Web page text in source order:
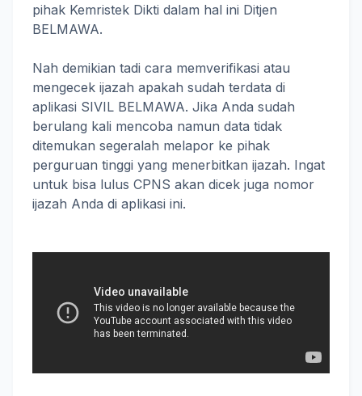
pihak Kemristek Dikti dalam hal ini Ditjen
BELMAWA.
Nah demikian tadi cara memverifikasi atau
mengecek ijazah apakah sudah terdata di
aplikasi SIVIL BELMAWA. Jika Anda sudah
berulang kali mencoba namun data tidak
ditemukan segeralah melapor ke pihak
perguruan tinggi yang menerbitkan ijazah. Ingat
untuk bisa lulus CPNS akan dicek juga nomor
ijazah Anda di aplikasi ini.